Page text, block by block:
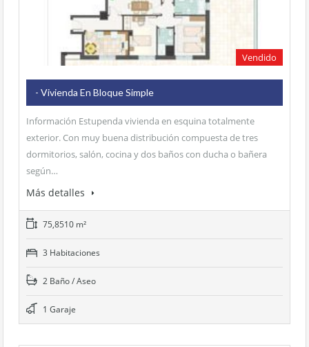
Vendido
- Vivienda En Bloque Simple
Información Estupenda vivienda en esquina totalmente
exterior. Con muy buena distribución compuesta de tres
dormitorios, salón, cocina y dos baños con ducha o bañera
según…
Más detalles
75,8510 m²
3 Habitaciones
2 Baño / Aseo
1 Garaje
base a cómo
se usa la web.
Experiencia
mejor posible
durante tu
visita. Si rechaza
estas cookies,